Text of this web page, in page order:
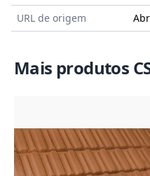
URL de origem
Mais produtos